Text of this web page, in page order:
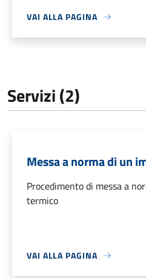
VAI ALLA PAGINA
Servizi (2)
Messa a norma di un
Procedimento di messa a
termico
VAI ALLA PAGINA